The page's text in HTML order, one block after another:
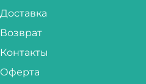
Доставка
Возврат
Контакты
Оферта